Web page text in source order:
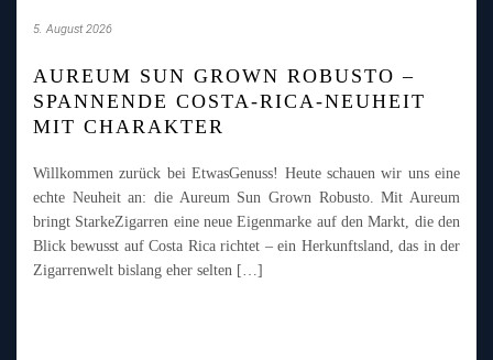
5. August 2026
AUREUM SUN GROWN ROBUSTO –
SPANNENDE COSTA-RICA-NEUHEIT
MIT CHARAKTER
Willkommen zurück bei EtwasGenuss! Heute schauen wir uns eine
echte Neuheit an: die Aureum Sun Grown Robusto. Mit Aureum
bringt StarkeZigarren eine neue Eigenmarke auf den Markt, die den
Blick bewusst auf Costa Rica richtet – ein Herkunftsland, das in der
Zigarrenwelt bislang eher selten […]